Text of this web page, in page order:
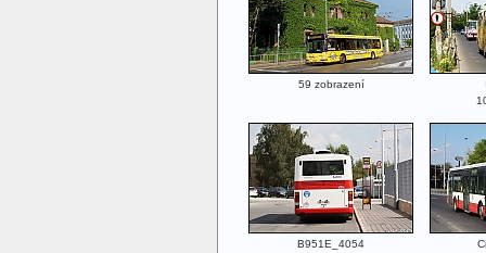
59 zobrazení
B951E_4054